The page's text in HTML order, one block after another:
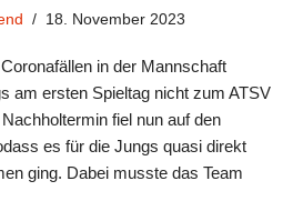
18. November 2023
in der Mannschaft
am ersten Spieltag nicht zum ATSV
fiel nun auf den
es für die Jungs quasi direkt
ging. Dabei musste das Team